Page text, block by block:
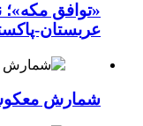
«توافق مکه»؛
عربستان-
شمارش